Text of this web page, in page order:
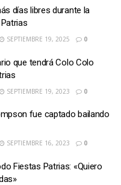
días libres durante la
SEPTIEMBRE 19, 2025 0
que tendrá Colo Colo
SEPTIEMBRE 19, 2023 0
fue captado bailando
SEPTIEMBRE 16, 2023 0
Fiestas Patrias: «Quiero